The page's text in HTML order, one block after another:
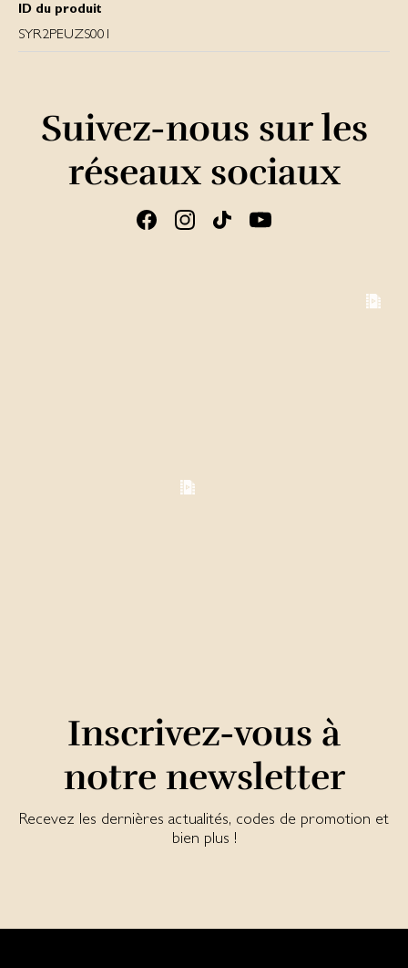
ID du produit
SYR2PEUZS001
Suivez-nous sur les
réseaux sociaux
Inscrivez-vous à
notre newsletter
Recevez les dernières actualités, codes de promotion et
bien plus !